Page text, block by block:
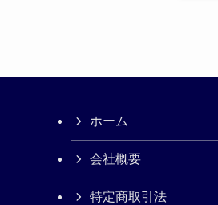
ホーム
会社概要
特定商取引法